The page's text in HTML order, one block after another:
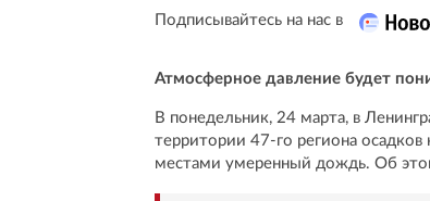
Подписывайтесь на нас в
Атмосферное давление будет
В понедельник, 24 марта, в
территории 47-го региона
местами умеренный дождь. Об